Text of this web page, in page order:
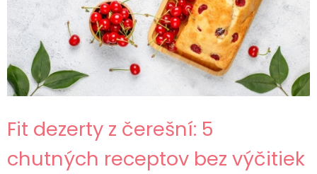
Fit dezerty z čerešní: 5
chutných receptov bez výčitiek